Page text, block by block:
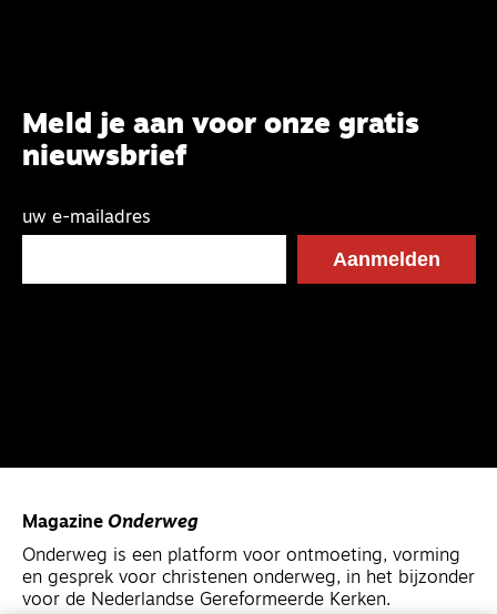
Meld je aan voor onze gratis
nieuwsbrief
uw e-mailadres
Magazine Onderweg
Onderweg is een platform voor ontmoeting, vorming
en gesprek voor christenen onderweg, in het bijzonder
voor de Nederlandse Gereformeerde Kerken.